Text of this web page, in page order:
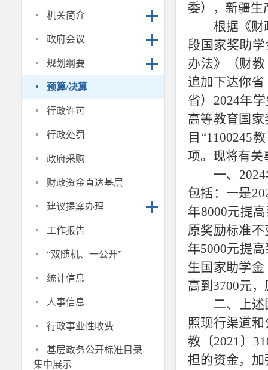
· 机关简介
· 政府会议
· 规划纲要
· 预算/决算
· 行政许可
· 行政处罚
· 政府采购
· 财政资金直达基层
· 建议提案办理
· 工作报告
· “双随机、一公开”
· 统计信息
· 人事信息
· 行政事业性收费
·
基层政务公开标准目录
集中展示
委），新疆生
根据《财
段国家奖助
办法》（财
追加下达你
省）2024年
高等教育国
目“1100245
项。现将有关
一、
包括：一是
年8000元提
原奖励标准
年5000元提
生国家助学
高到3700元
二、
上
照现行渠道
教〔2021〕
担的资金，